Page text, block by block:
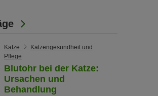
Katze
Katzengesundheit und
Pflege
Blutohr bei der Katze:
Ursachen und
Behandlung